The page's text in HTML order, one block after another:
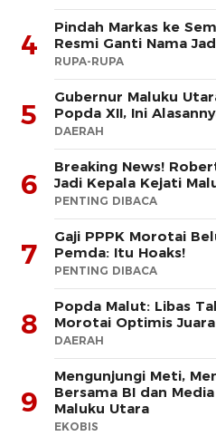
4
Pindah Markas ke
Resmi Ganti Nama
RUPA-RUPA
5
Gubernur Maluku
Popda XII, Ini
DAERAH
6
Breaking News!
Jadi Kepala Kejati
PENTING DIBACA
7
Gaji PPPK Morotai
Pemda: Itu Hoaks!
PENTING DIBACA
8
Popda Malut: Libas
Morotai Optimis
DAERAH
9
Mengunjungi Meti,
Bersama BI dan
Maluku Utara
EKOBIS